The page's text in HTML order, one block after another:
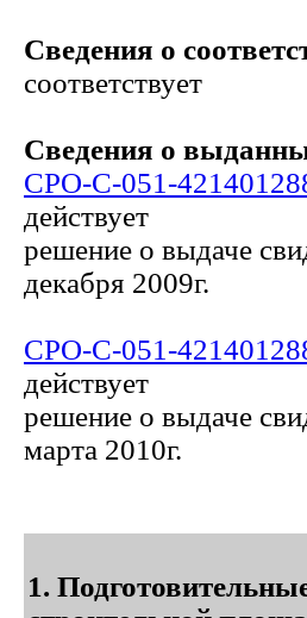
Сведения о
соответствует
Сведения о
СРО-С-051-
действует
решение о выдаче
декабря 2009г.
СРО-С-051-
действует
решение о выдаче
марта 2010г.
1.